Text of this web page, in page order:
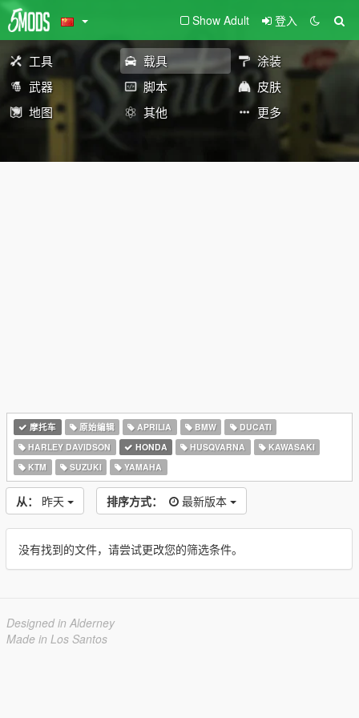
Show Adult 登入
工具 载具
涂装
武器
脚本
皮肤
地图
其他 更多
摩托车 原始编辑 APRILIA BMW
DUCATI
HARLEY DAVIDSON
HONDA HUSQVARNA
KAWASAKI
KTM
SUZUKI YAMAHA
从： 昨天 排序方式： 最新版本
没有找到的文件，请尝试更改您的筛选条件。
Designed in Alderney
Made in Los Santos